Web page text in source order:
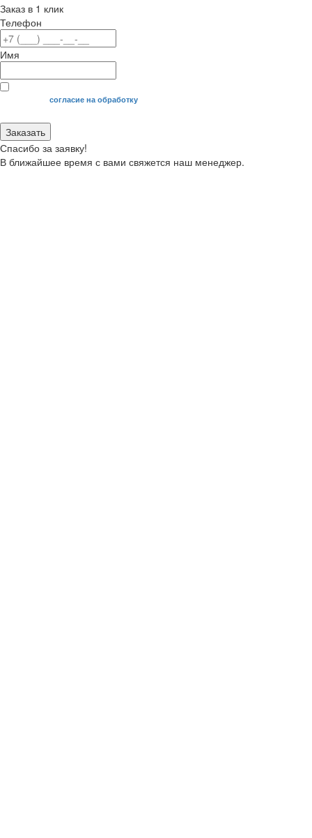
Заказ в 1 клик
Телефон
Имя
Я даю своесогласие на обработку
Заказать
Спасибо за заявку!
В ближайшее время с вами свяжется наш менеджер.